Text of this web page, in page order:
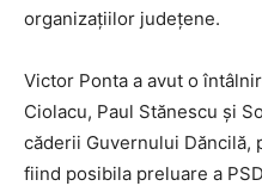
organizațiilor județene.
Victor Ponta a avut o
Ciolacu, Paul Stănescu și
căderii Guvernului
fiind posibila preluare a